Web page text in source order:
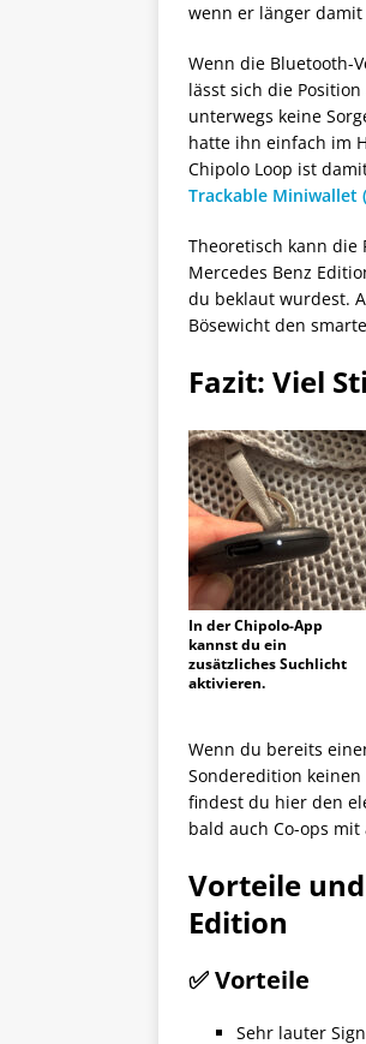
wenn er länger
Wenn die Bluetooth-
lässt sich die
unterwegs keine
hatte ihn einfach im
Chipolo Loop ist
Trackable Miniwallet
Theoretisch kann die
Mercedes Benz
du beklaut wurdest.
Bösewicht den
Fazit: Viel
In der Chipolo-App
kannst du ein
zusätzliches Suchlicht
aktivieren.
Wenn du bereits
Sonderedition
findest du hier den
bald auch Co-ops
Vorteile
Edition
✅ Vorteile
Sehr lauter